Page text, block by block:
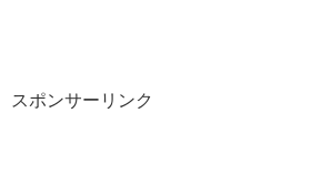
スポンサーリンク